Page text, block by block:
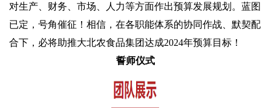
对生产、财务、市场、人力等方面作出预算发展规划。蓝图
已定，号角催征！相信，在各职能体系的协同作战、默契配
合下，必将助推大北农食品集团达成2024年预算目标！
誓师仪式